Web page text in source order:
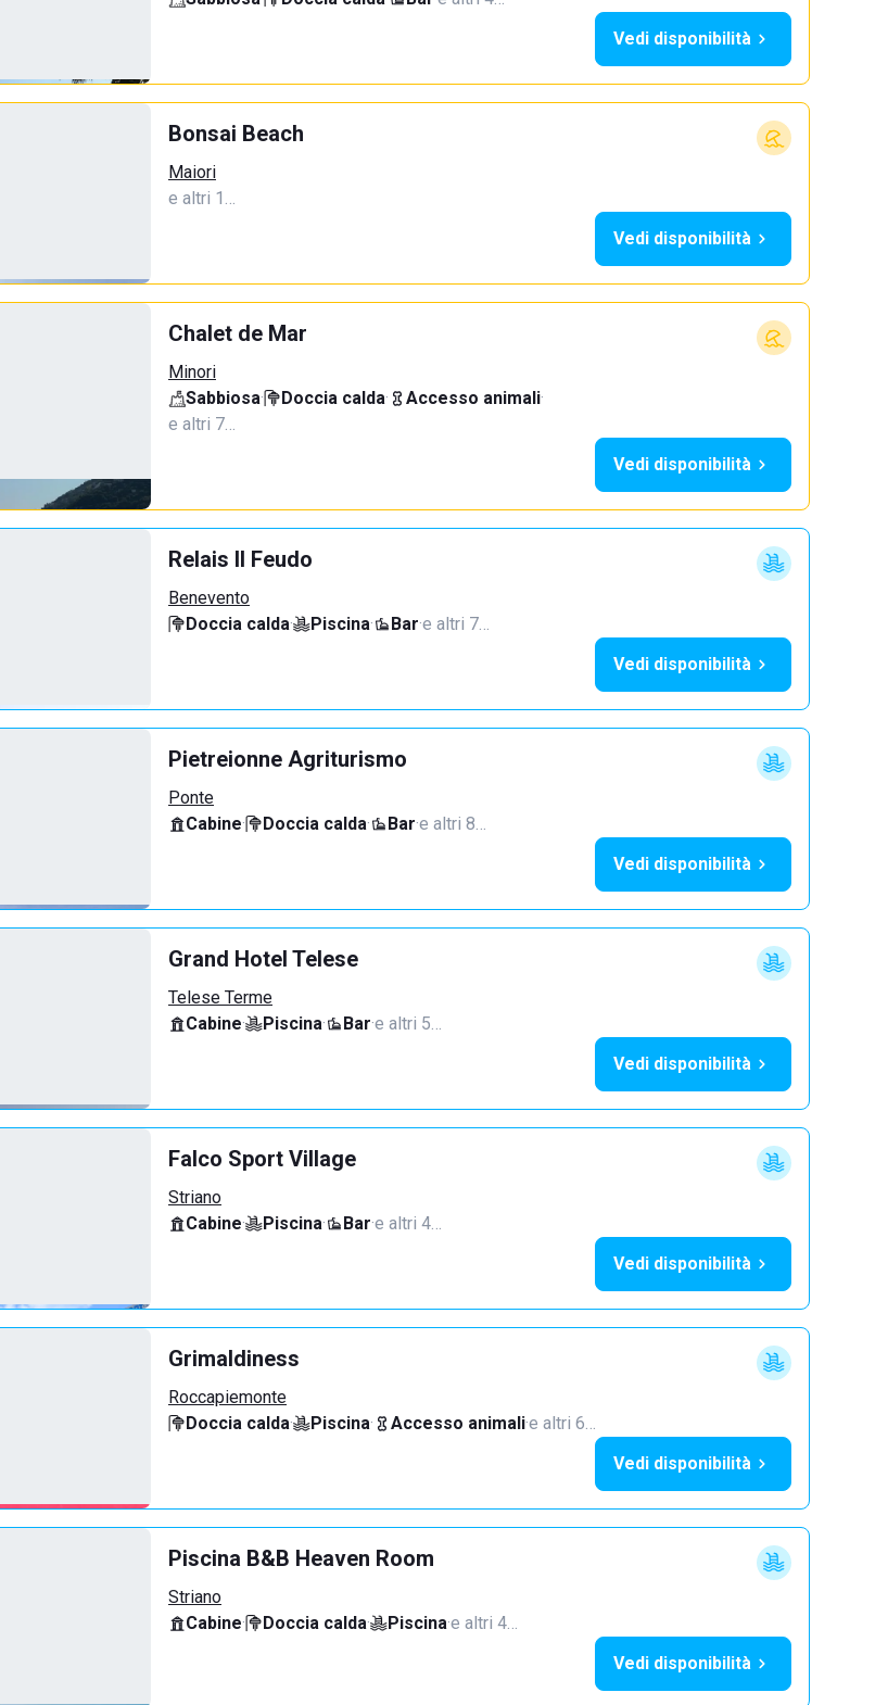
Vedi disponibilità
Bonsai Beach
Maiori
e altri 1…
Vedi disponibilità
Chalet de Mar
Minori
Sabbiosa· Doccia calda· Accesso animali·
e altri 7…
Vedi disponibilità
Relais Il Feudo
Benevento
Doccia calda· Piscina· Bar·e altri 7…
Vedi disponibilità
Pietreionne Agriturismo
Ponte
Cabine· Doccia calda· Bar·e altri 8…
Vedi disponibilità
Grand Hotel Telese
Telese Terme
Cabine· Piscina· Bar·e altri 5…
Vedi disponibilità
Falco Sport Village
Striano
Cabine· Piscina· Bar·e altri 4…
Vedi disponibilità
Grimaldiness
Roccapiemonte
Doccia calda· Piscina· Accesso animali·e altri 6…
Vedi disponibilità
Piscina B&B Heaven Room
Striano
Cabine· Doccia calda· Piscina·e altri 4…
Vedi disponibilità